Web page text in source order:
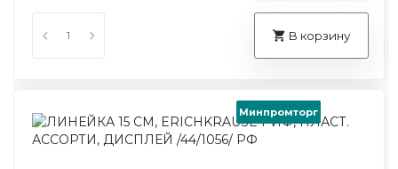
В корзину
Минпромторг